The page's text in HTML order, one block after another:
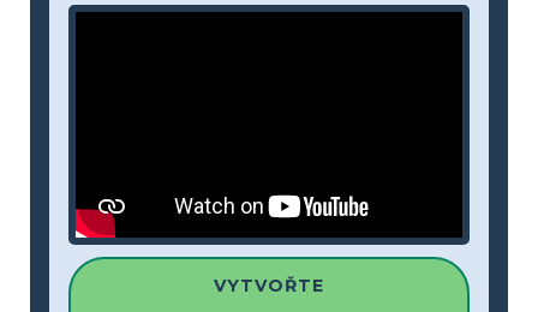
VYTVOŘTE